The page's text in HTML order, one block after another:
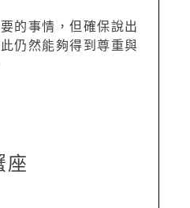
的事情，但確保說出
仍然能夠得到尊重與
座